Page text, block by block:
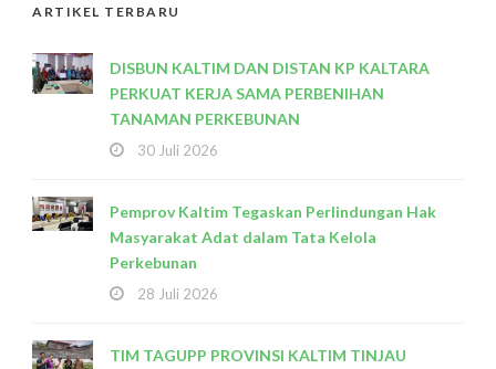
ARTIKEL TERBARU
DISBUN KALTIM DAN DISTAN KP KALTARA
PERKUAT KERJA SAMA PERBENIHAN
TANAMAN PERKEBUNAN
30 Juli 2026
Pemprov Kaltim Tegaskan Perlindungan Hak
Masyarakat Adat dalam Tata Kelola
Perkebunan
28 Juli 2026
TIM TAGUPP PROVINSI KALTIM TINJAU